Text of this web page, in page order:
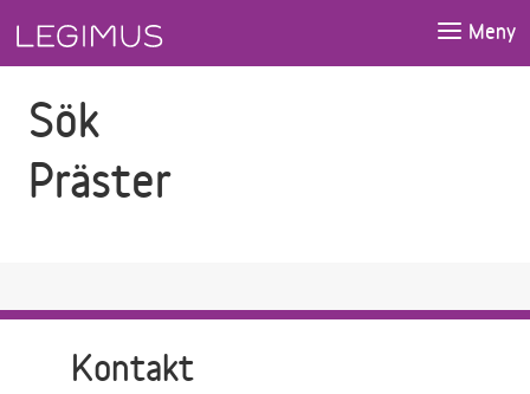
Meny
Sök
Präster
Kontakt